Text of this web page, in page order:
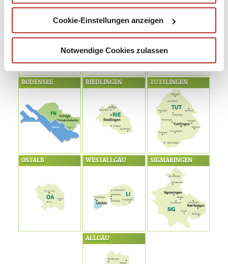
Cookie-Einstellungen anzeigen
Notwendige Cookies zulassen
OBERSCHWABEN BIBERACH EHINGEN
BODENSEE RIEDLINGEN TUTTLINGEN
OSTALB WESTALLGÄU SIGMARINGEN
ALLGÄU